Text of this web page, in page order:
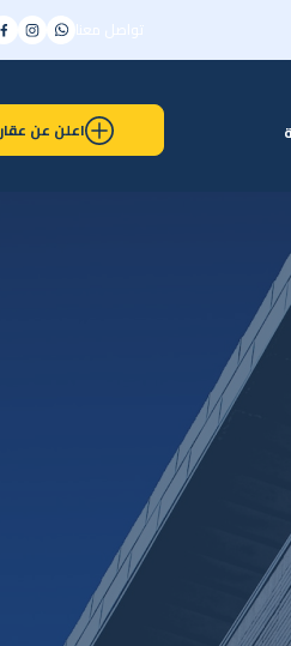
تواصل معنا
اعلن عن عقار